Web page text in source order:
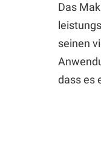
Das
seinen
dass es